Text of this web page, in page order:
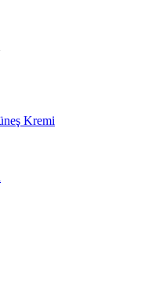
Kremi